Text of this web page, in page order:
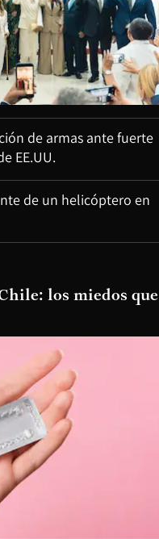
de armas ante fuerte
EE.UU.
de un helicóptero en
los miedos que